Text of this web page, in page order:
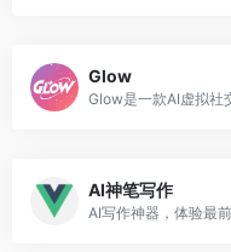
Glow
AI神笔写作